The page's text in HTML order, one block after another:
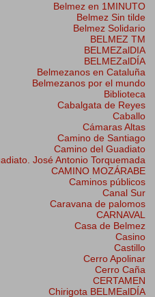
Belmez en 1MINUTO
Belmez Sin tilde
Belmez Solidario
BELMEZ TM
BELMEZalDIA
BELMEZalDÍA
Belmezanos en Cataluña
Belmezanos por el mundo
Biblioteca
Cabalgata de Reyes
Caballo
Cámaras Altas
Camino de Santiago
Camino del Guadiato
José Antonio Torquemada
CAMINO MOZÁRABE
Caminos públicos
Canal Sur
Caravana de palomos
CARNAVAL
Casa de Belmez
Casino
Castillo
Cerro Apolinar
Cerro Caña
CERTAMEN
Chirigota BELMEalDÍA